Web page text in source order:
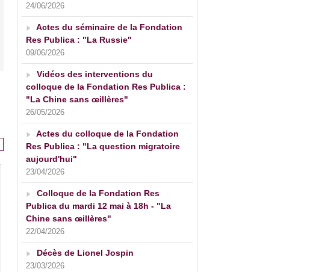
24/06/2026
Actes du séminaire de la Fondation
Res Publica : "La Russie"
09/06/2026
Vidéos des interventions du
colloque de la Fondation Res Publica :
"La Chine sans œillères"
26/05/2026
Actes du colloque de la Fondation
Res Publica : "La question migratoire
aujourd'hui"
23/04/2026
Colloque de la Fondation Res
Publica du mardi 12 mai à 18h - "La
Chine sans œillères"
22/04/2026
Décès de Lionel Jospin
23/03/2026